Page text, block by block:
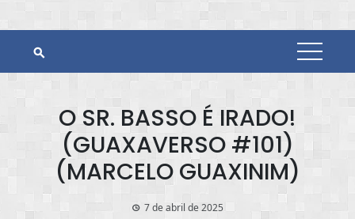
O SR. BASSO É IRADO!
(GUAXAVERSO #101)
(MARCELO GUAXINIM)
7 de abril de 2025